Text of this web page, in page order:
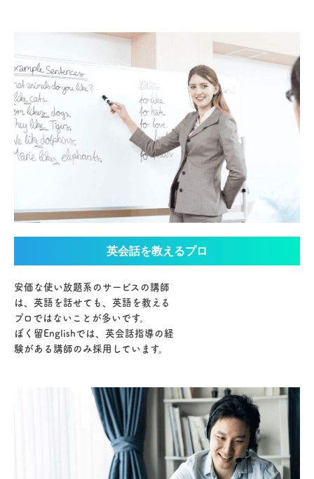
英会話を教えるプロ
安価な使い放題系のサービスの講師
は、英語を話せても、英語を教える
プロではないことが多いです。
ぼく留Englishでは、英会話指導の経
験がある講師のみ採用しています。